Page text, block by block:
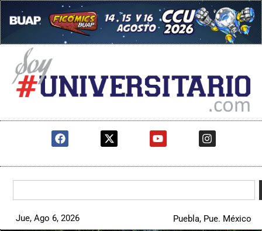
Jue, Ago 6, 2026 Puebla, Pue. México